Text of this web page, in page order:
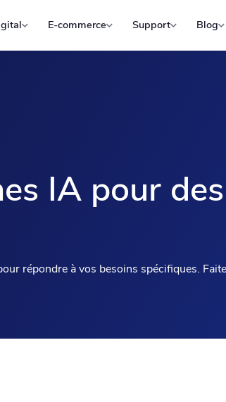
E-commerce Support Blog
IA pour
répondre à vos besoins spécifiques.